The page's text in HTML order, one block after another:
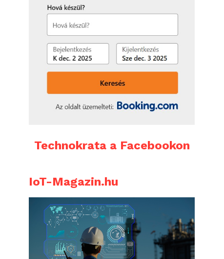
Technokrata a Facebookon
IoT-Magazin.hu